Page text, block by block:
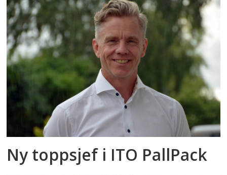
Ny toppsjef i ITO PallPack